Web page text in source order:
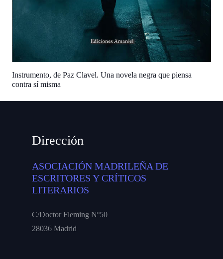
Instrumento, de Paz Clavel. Una novela negra que piensa
contra sí misma
Dirección
ASOCIACIÓN MADRILEÑA DE
ESCRITORES Y CRÍTICOS
LITERARIOS
C/Doctor Fleming Nº50
28036 Madrid